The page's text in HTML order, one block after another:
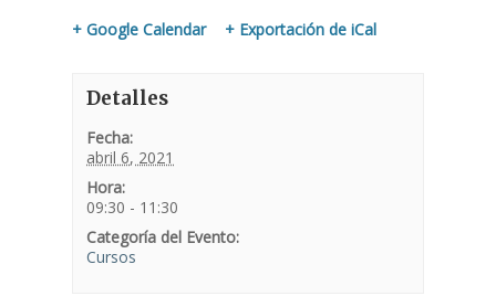
+ Google Calendar + Exportación de iCal
Detalles
Fecha:
abril 6, 2021
Hora:
09:30 - 11:30
Categoría del Evento:
Cursos